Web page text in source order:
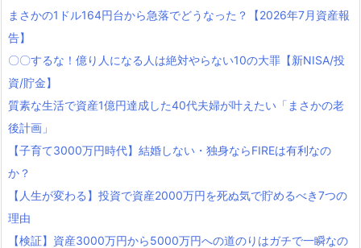
まさかの1ドル164円台から急落でどうなった？【2026年7月資産報
告】
〇〇するな！億り人になる人は絶対やらない10の大罪【新NISA/投
資/貯金】
質素な生活で資産1億円達成した40代夫婦が叶えたい「まさかの老
後計画」
【子育て3000万円時代】結婚しない・独身ならFIREは有利なの
か？
【人生が変わる】投資で資産2000万円を死ぬ気で貯めるべき7つの
理由
【検証】資産3000万円から5000万円への道のりはガチで一瞬なの